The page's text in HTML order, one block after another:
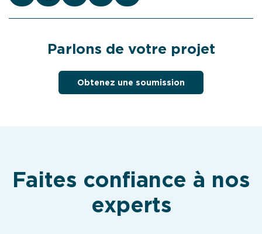
Parlons de votre projet
Obtenez une soumission
Faites confiance à nos
experts